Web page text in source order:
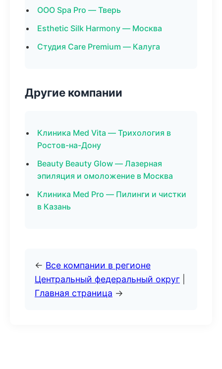
ООО Spa Pro — Тверь
Esthetic Silk Harmony — Москва
Студия Care Premium — Калуга
Другие компании
Клиника Med Vita — Трихология в
Ростов-на-Дону
Beauty Beauty Glow — Лазерная
эпиляция и омоложение в Москва
Клиника Med Pro — Пилинги и чистки
в Казань
← Все компании в регионе
Центральный федеральный округ
Главная страница →